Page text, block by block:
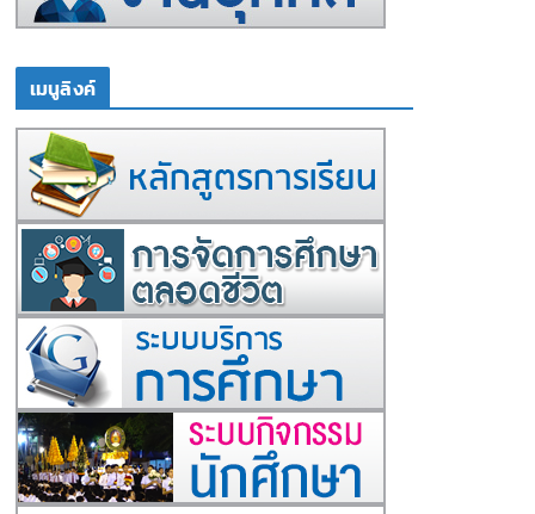
เมนูลิงค์